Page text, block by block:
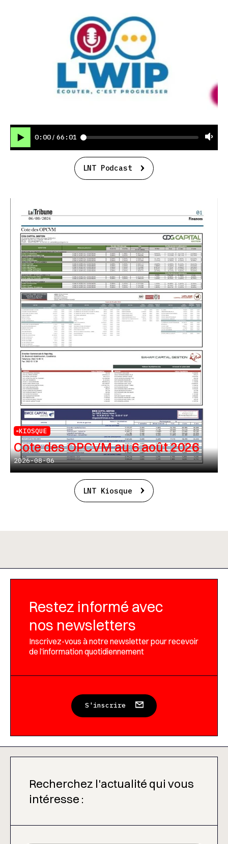
0:00 / 66:01
LNT Podcast
KIOSQUE
Cote des OPCVM au 6 août 2026
2026-08-06
LNT Kiosque
Restez informé avec
nos newsletters
Inscrivez-vous à notre newsletter pour recevoir
de l’information quotidiennement
S'inscrire
Recherchez l'actualité qui vous
intéresse :